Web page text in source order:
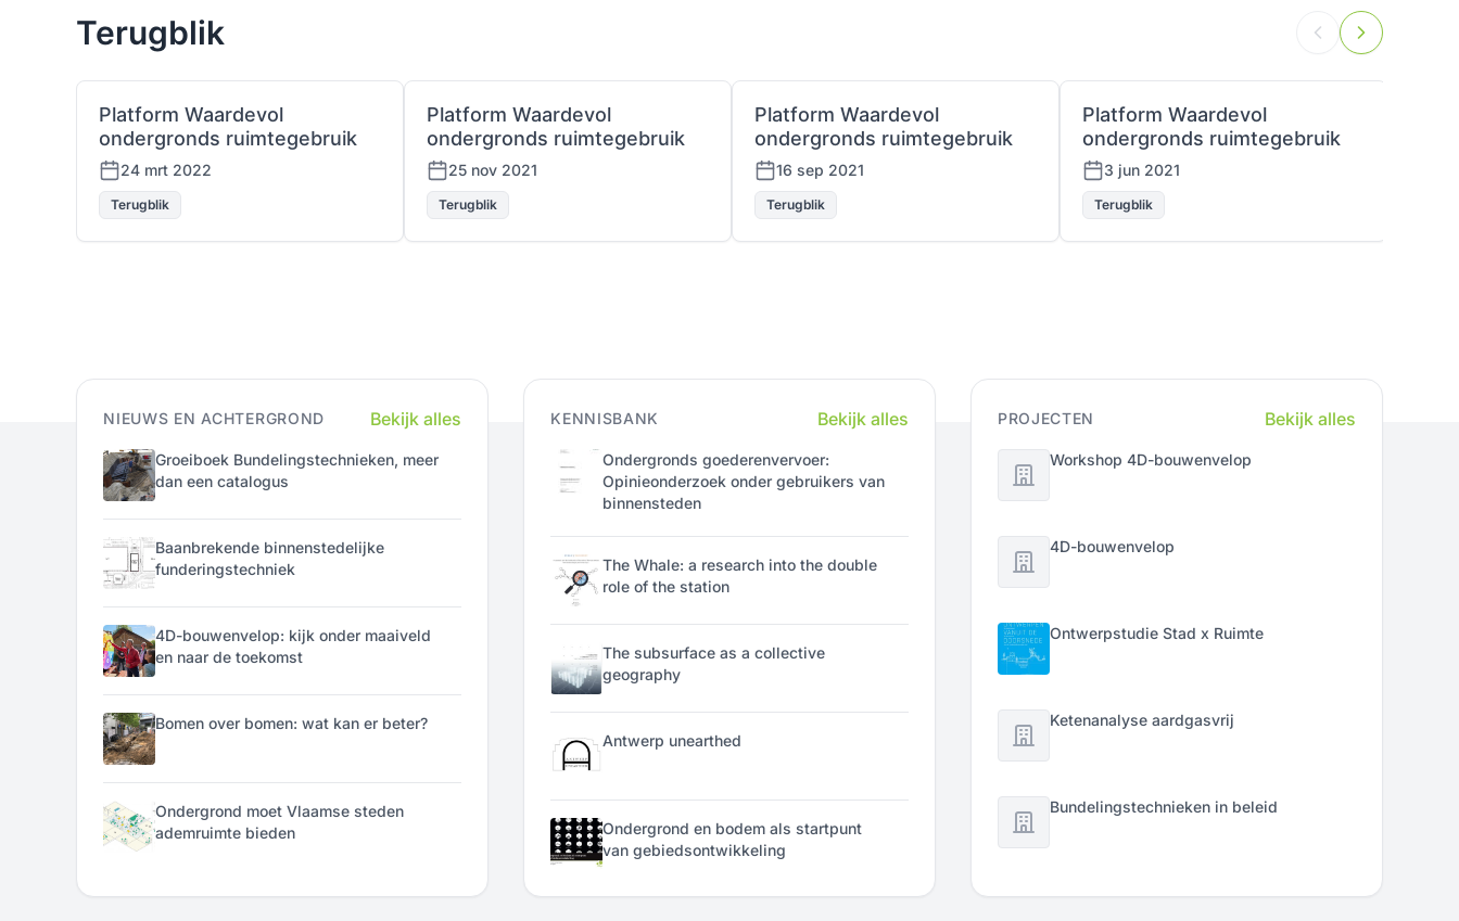
Terugblik
Platform Waardevol
ondergronds ruimtegebruik
24 mrt 2022
Terugblik
Platform Waardevol
ondergronds ruimtegebruik
25 nov 2021
Terugblik
Platform Waardevol
ondergronds ruimtegebruik
16 sep 2021
Terugblik
Platform Waardevol
ondergronds ruimtegebruik
3 jun 2021
Terugblik
NIEUWS EN ACHTERGROND Bekijk alles
Groeiboek Bundelingstechnieken, meer
dan een catalogus
Baanbrekende binnenstedelijke
funderingstechniek
4D-bouwenvelop: kijk onder maaiveld
en naar de toekomst
Bomen over bomen: wat kan er beter?
Ondergrond moet Vlaamse steden
ademruimte bieden
KENNISBANK Bekijk alles
Ondergronds goederenvervoer:
Opinieonderzoek onder gebruikers van
binnensteden
The Whale: a research into the double
role of the station
The subsurface as a collective
geography
Antwerp unearthed
Ondergrond en bodem als startpunt
van gebiedsontwikkeling
PROJECTEN Bekijk alles
Workshop 4D-bouwenvelop
4D-bouwenvelop
Ontwerpstudie Stad x Ruimte
Ketenanalyse aardgasvrij
Bundelingstechnieken in beleid